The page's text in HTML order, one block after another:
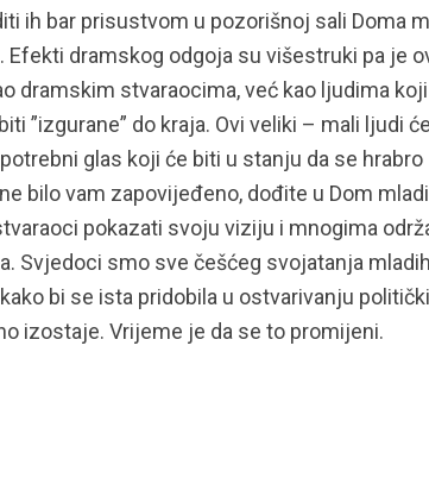
ih bar prisustvom u pozorišnoj sali Doma
dramskog odgoja su višestruki pa je
dramskim stvaraocima, već kao ljudima
”izgurane” do kraja. Ovi veliki – mali ljudi će
glas koji će biti u stanju da se hrabro
bilo vam zapovijeđeno, dođite u Dom
pokazati svoju viziju i mnogima
Svjedoci smo sve češćeg svojatanja
bi se ista pridobila u ostvarivanju
izostaje. Vrijeme je da se to promijeni.